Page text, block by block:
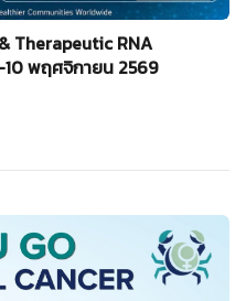
Therapeutic RNA
พฤศจิกายน 2569